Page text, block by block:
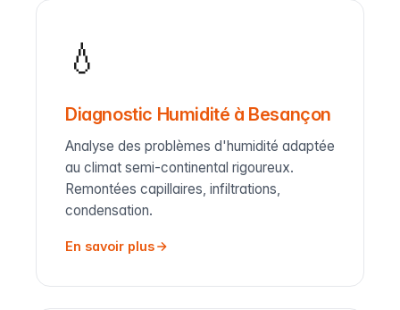
💧
Diagnostic Humidité à Besançon
Analyse des problèmes d'humidité adaptée
au climat semi-continental rigoureux.
Remontées capillaires, infiltrations,
condensation.
En savoir plus